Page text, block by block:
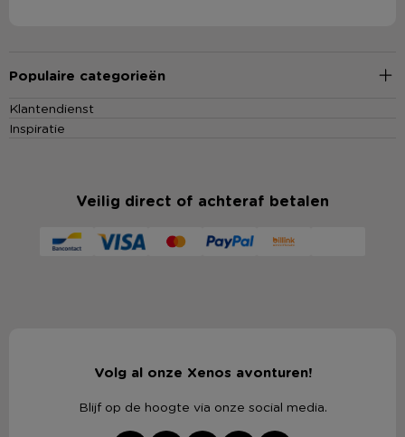
Populaire categorieën
Klantendienst
Inspiratie
Veilig direct of achteraf betalen
Volg al onze Xenos avonturen!
Blijf op de hoogte via onze social media.